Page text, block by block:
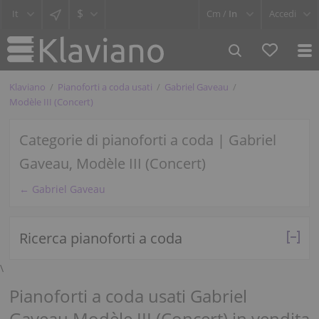
$ Cm / In Accedi
Klaviano Pianoforti a coda usati
Gabriel Gaveau
Modèle III (Concert)
Categorie di pianoforti a coda | Gabriel
Gaveau, Modèle III (Concert)
← Gabriel Gaveau
Ricerca pianoforti a coda
\
Pianoforti a coda usati Gabriel